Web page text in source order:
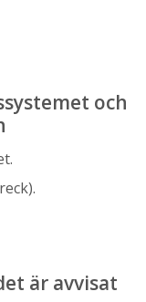
och
är avvisat